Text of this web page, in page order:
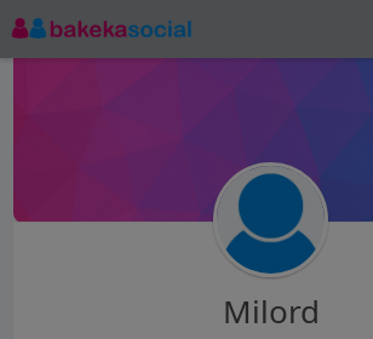
Milord